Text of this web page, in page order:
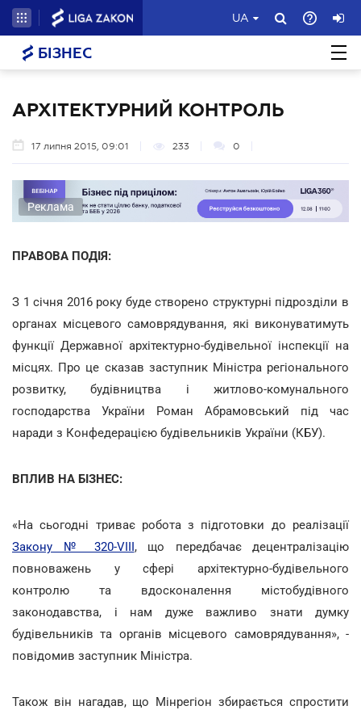
UA
БІЗНЕС
АРХІТЕКТУРНИЙ КОНТРОЛЬ
17 липня 2015, 09:01 233 0
Реклама
ПРАВОВА ПОДІЯ:
З 1 січня 2016 року буде створено структурні підрозділи в
органах місцевого самоврядування, які виконуватимуть
функції Державної архітектурно-будівельної інспекції на
місцях. Про це сказав заступник Міністра регіонального
розвитку, будівництва і житлово-комунального
господарства України Роман Абрамовський під час
наради з Конфедерацією будівельників України (КБУ).
ВПЛИВ НА БІЗНЕС:
«На сьогодні триває робота з підготовки до реалізації
Закону № 320-VIII, що передбачає децентралізацію
повноважень у сфері архітектурно-будівельного
контролю та вдосконалення містобудівного
законодавства, і нам дуже важливо знати думку
будівельників та органів місцевого самоврядування», -
повідомив заступник Міністра.
Також він нагадав, що Мінрегіон збирається спростити